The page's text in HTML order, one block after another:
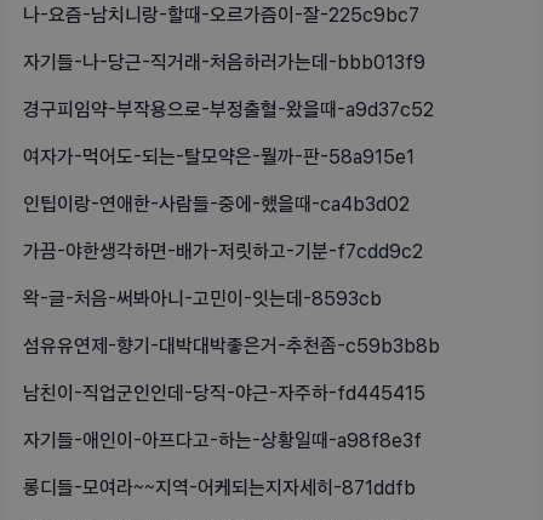
나-요즘-남치니랑-할때-오르가즘이-잘-225c9bc7
자기들-나-당근-직거래-처음하러가는데-bbb013f9
경구피임약-부작용으로-부정출혈-왔을때-a9d37c52
여자가-먹어도-되는-탈모약은-뭘까-판-58a915e1
인팁이랑-연애한-사람들-중에-했을때-ca4b3d02
가끔-야한생각하면-배가-저릿하고-기분-f7cdd9c2
왁-글-처음-써봐아니-고민이-잇는데-8593cb
섬유유연제-향기-대박대박좋은거-추천좀-c59b3b8b
남친이-직업군인인데-당직-야근-자주하-fd445415
자기들-애인이-아프다고-하는-상황일때-a98f8e3f
롱디들-모여라~~지역-어케되는지자세히-871ddfb